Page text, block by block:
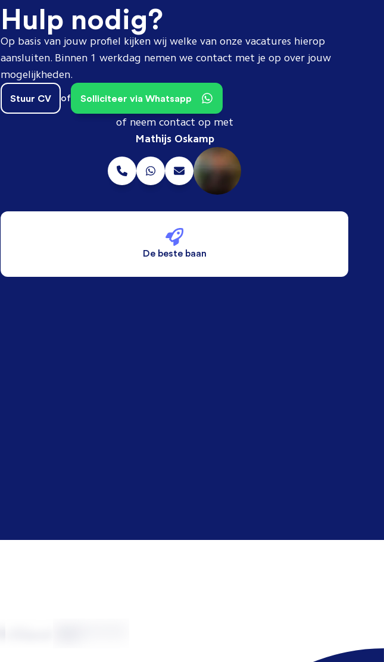
Hulp nodig?
Op basis van jouw profiel kijken wij welke van onze vacatures hierop
aansluiten. Binnen 1 werkdag nemen we contact met je op over jouw
mogelijkheden.
Stuur CV of Solliciteer via Whatsapp
of neem contact op met
Mathijs Oskamp
De beste baan